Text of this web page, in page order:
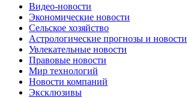
Видео-новости
Экономические новости
Сельское хозяйство
Астрологические прогнозы и новости
Увлекательные новости
Правовые новости
Мир технологий
Новости компаний
Эксклюзивы